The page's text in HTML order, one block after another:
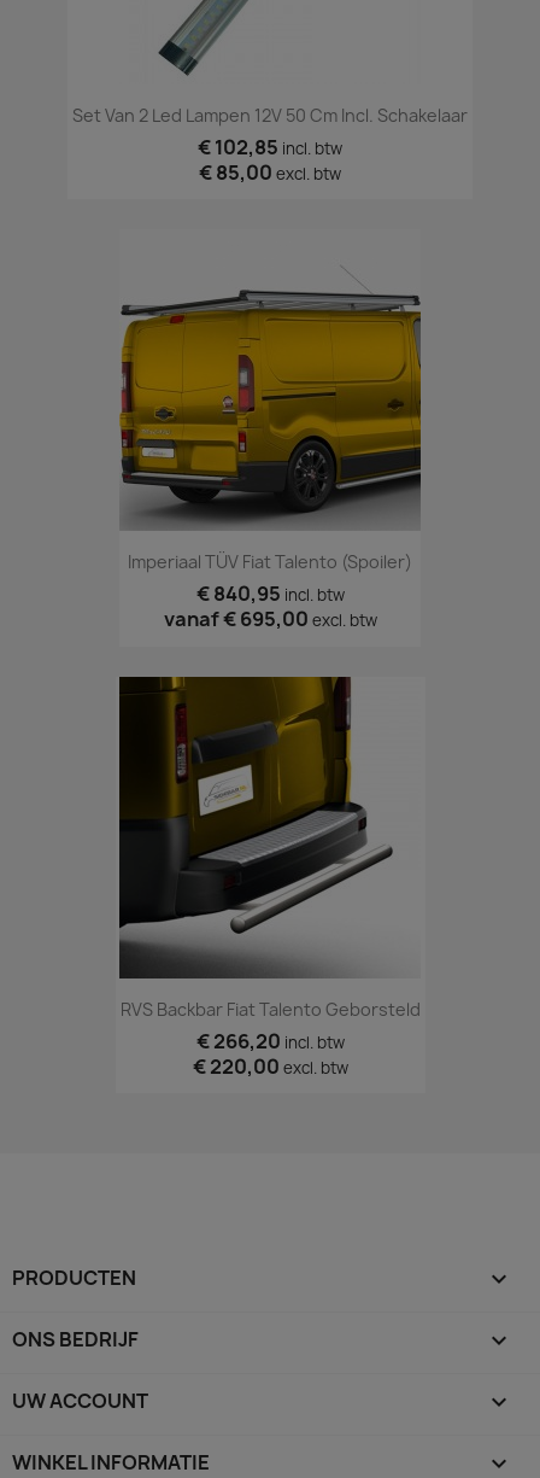
Set Van 2 Led Lampen 12V 50 Cm Incl. Schakelaar
€ 102,85 incl. btw
€ 85,00 excl. btw
Imperiaal TÜV Fiat Talento (spoiler)
€ 840,95 incl. btw
vanaf€ 695,00 excl. btw
RVS Backbar Fiat Talento Geborsteld
€ 266,20 incl. btw
€ 220,00 excl. btw
PRODUCTEN 
ONS BEDRIJF 
UW ACCOUNT 
WINKEL INFORMATIE keyboard_arrow_down